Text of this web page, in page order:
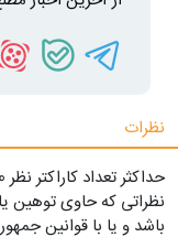
نظرات
حداکثر تعداد کاراکتر نظر 200 ميياشد
نظراتی که حاوی توهین
باشد و یا با قوانین